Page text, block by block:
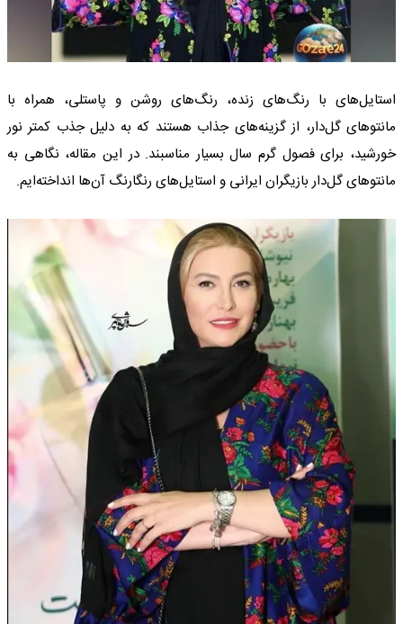
استایل‌های با رنگ‌های زنده، رنگ‌های روشن و پاستلی، همراه با
مانتوهای گل‌دار، از گزینه‌های جذاب هستند که به دلیل جذب کمتر نور
خورشید، برای فصول گرم سال بسیار مناسبند. در این مقاله، نگاهی به
مانتوهای گل‌دار بازیگران ایرانی و استایل‌های رنگارنگ آن‌ها انداخته‌ایم.